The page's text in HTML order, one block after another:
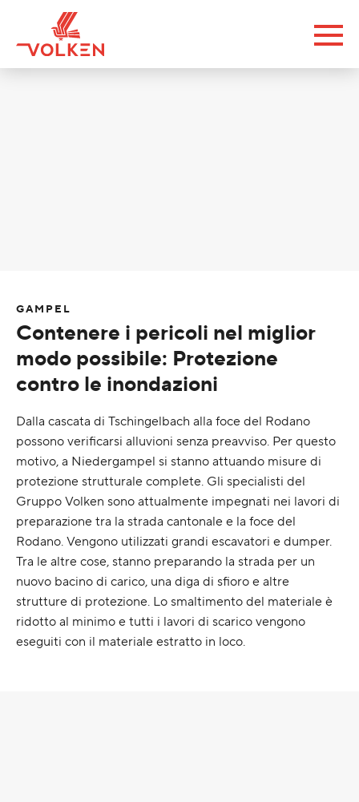
GAMPEL
Contenere i pericoli nel miglior
modo possibile: Protezione
contro le inondazioni
Dalla cascata di Tschingelbach alla foce del Rodano
possono verificarsi alluvioni senza preavviso. Per questo
motivo, a Niedergampel si stanno attuando misure di
protezione strutturale complete. Gli specialisti del
Gruppo Volken sono attualmente impegnati nei lavori di
preparazione tra la strada cantonale e la foce del
Rodano. Vengono utilizzati grandi escavatori e dumper.
Tra le altre cose, stanno preparando la strada per un
nuovo bacino di carico, una diga di sfioro e altre
strutture di protezione. Lo smaltimento del materiale è
ridotto al minimo e tutti i lavori di scarico vengono
eseguiti con il materiale estratto in loco.